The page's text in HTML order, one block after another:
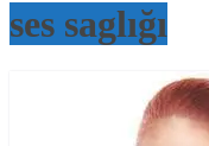
ses saglığı